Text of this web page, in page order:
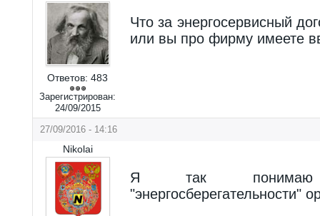
Ответов: 483
Зарегистрирован:
24/09/2015
Что за энергосервисный
или вы про фирму имеете
27/09/2016 - 14:16
Nikolai
Я так
"энергосберегательности"